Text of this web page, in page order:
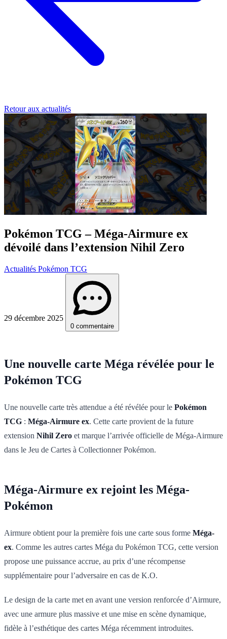
Retour aux actualités
Pokémon TCG – Méga-Airmure ex
dévoilé dans l’extension Nihil Zero
Actualités Pokémon TCG
29 décembre 2025
0 commentaire
Une nouvelle carte Méga révélée pour le
Pokémon TCG
Une nouvelle carte très attendue a été révélée pour le Pokémon
TCG : Méga-Airmure ex. Cette carte provient de la future
extension Nihil Zero et marque l’arrivée officielle de Méga-Airmure
dans le Jeu de Cartes à Collectionner Pokémon.
Méga-Airmure ex rejoint les Méga-
Pokémon
Airmure obtient pour la première fois une carte sous forme Méga-
ex. Comme les autres cartes Méga du Pokémon TCG, cette version
propose une puissance accrue, au prix d’une récompense
supplémentaire pour l’adversaire en cas de K.O.
Le design de la carte met en avant une version renforcée d’Airmure,
avec une armure plus massive et une mise en scène dynamique,
fidèle à l’esthétique des cartes Méga récemment introduites.